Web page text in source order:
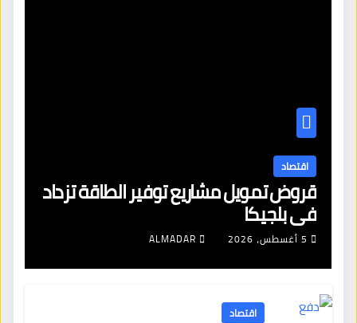
اقتصاد
قروض تمويل مشاريع توفير الطاقة تزداد
في بلجيكا
5 أغسطس، 2026 ALMADAR
اقتصاد